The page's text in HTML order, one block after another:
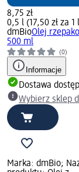
8,75 zł
0,5 l (17,50 zł za 1
dmBioOlej
500 ml
(0)
Informacje
Dostawa
Wybierz sklep
Marka: dmBio;